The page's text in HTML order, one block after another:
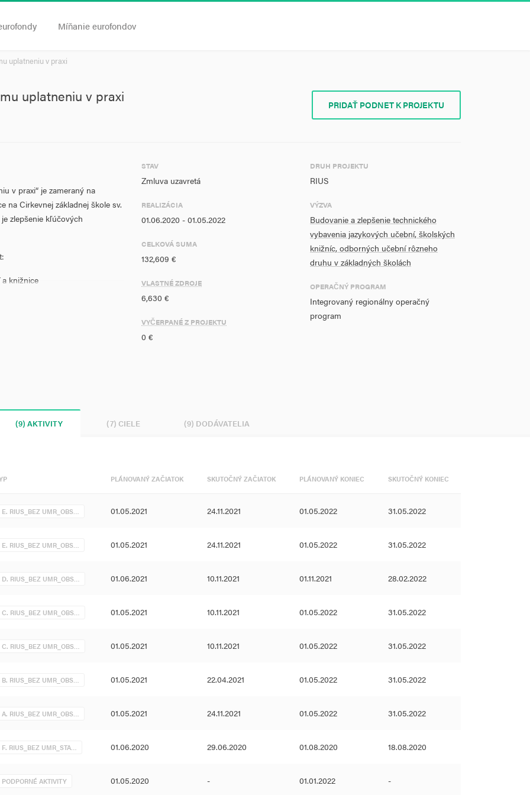
Míňanie eurofondov
uplatneniu v praxi
uplatneniu v praxi PRIDAŤ PODNET K PROJEKTU
v praxi“ je zameraný na
na Cirkevnej základnej škole sv.
zlepšenie kľúčových
knižnice
učební, prírodovedných
vyvážený a udržateľný
STAV
Zmluva uzavretá
REALIZÁCIA
01.06.2020 - 01.05.2022
CELKOVÁ SUMA
132,609 €
VLASTNÉ ZDROJE
6,630 €
VYČERPANÉ Z PROJEKTU
0 €
DRUH PROJEKTU
RIUS
VÝZVA
Budovanie a zlepšenie technického
vybavenia jazykových učební, školských
knižníc, odborných učební rôzneho
druhu v základných školách
OPERAČNÝ PROGRAM
Integrovaný regionálny operačný
program
(9) AKTIVITY (7) CIELE (9) DODÁVATELIA
PLÁNOVANÝ ZAČIATOK SKUTOČNÝ ZAČIATOK PLÁNOVANÝ KONIEC SKUTOČNÝ KONIEC
E. RIUS_BEZ UMR_OBS… 01.05.2021 24.11.2021 01.05.2022 31.05.2022
E. RIUS_BEZ UMR_OBS… 01.05.2021 24.11.2021 01.05.2022 31.05.2022
D. RIUS_BEZ UMR_OBS… 01.06.2021 10.11.2021 01.11.2021 28.02.2022
C. RIUS_BEZ UMR_OBS… 01.05.2021 10.11.2021 01.05.2022 31.05.2022
C. RIUS_BEZ UMR_OBS… 01.05.2021 10.11.2021 01.05.2022 31.05.2022
B. RIUS_BEZ UMR_OBS… 01.05.2021 22.04.2021 01.05.2022 31.05.2022
A. RIUS_BEZ UMR_OBS… 01.05.2021 24.11.2021 01.05.2022 31.05.2022
F. RIUS_BEZ UMR_STA… 01.06.2020 29.06.2020 01.08.2020 18.08.2020
PODPORNÉ AKTIVITY 01.05.2020 - 01.01.2022 -